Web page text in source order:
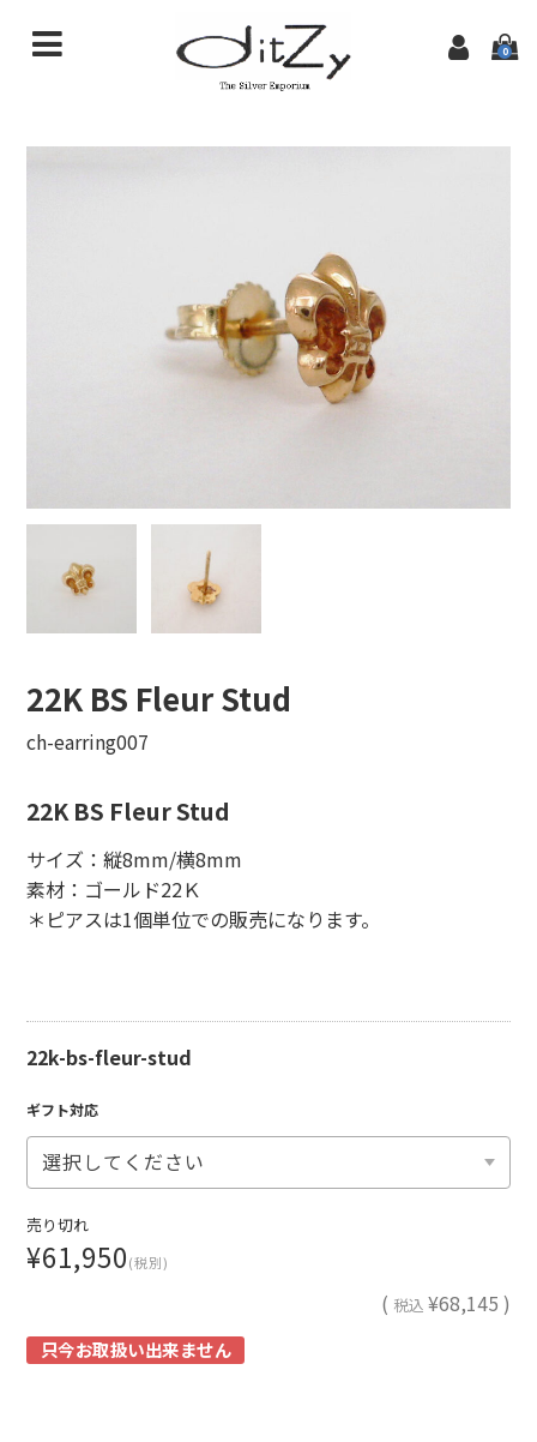
0
22K BS Fleur Stud
ch-earring007
22K BS Fleur Stud
サイズ：縦8mm/横8mm
素材：ゴールド22Ｋ
＊ピアスは1個単位での販売になります。
22k-bs-fleur-stud
ギフト対応
売り切れ
¥61,950(税別)
( 税込 ¥68,145 )
只今お取扱い出来ません